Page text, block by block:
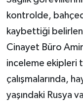
kontrolde,
kaybettiği
Cinayet Büro
inceleme ekipleri
çalışmalarında,
yaşındaki Rusya